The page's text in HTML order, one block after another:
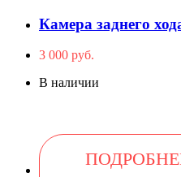
Камера заднего
3 000 руб.
В наличии